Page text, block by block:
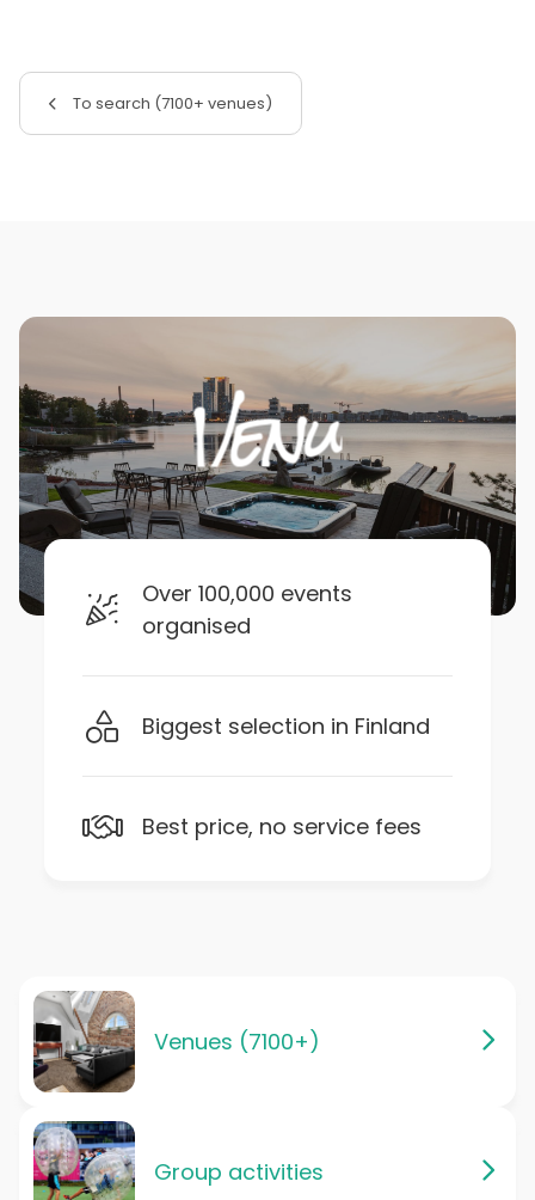
To search (7100+ venues)
Over 100,000 events
organised
Biggest selection in Finland
Best price, no service fees
Venues (7100+)
Group activities